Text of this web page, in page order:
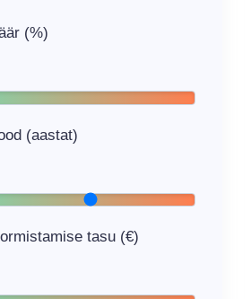
(%)
(aastat)
tasu (€)